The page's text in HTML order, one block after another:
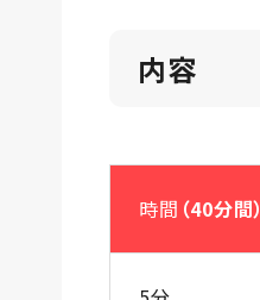
内容
時間 （40分間）